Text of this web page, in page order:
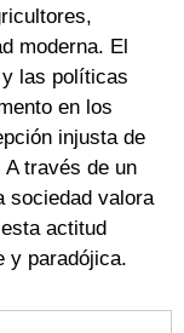
moderna. El
las políticas
en los
injusta de
través de un
sociedad valora
actitud
y paradójica.